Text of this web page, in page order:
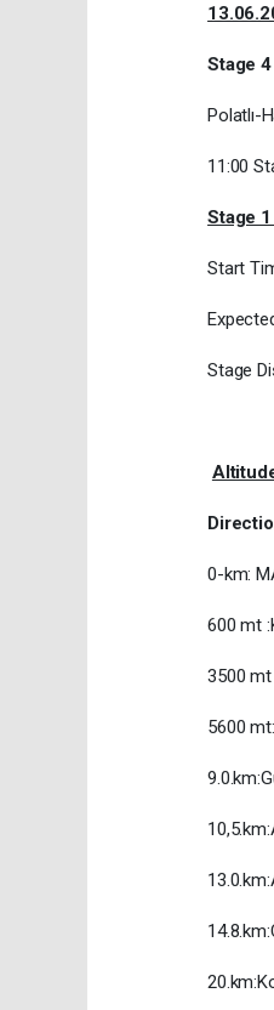
Stage
Polatlı-
11:00
Stage
0-km:
600 mt
3500 mt
5600